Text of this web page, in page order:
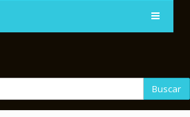
Buscar